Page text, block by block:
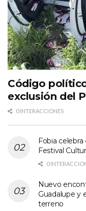
Código
exclusión del
0 INTERACCIONES
Fobia
Festival
0
Nuevo
Guadalupe y
terreno